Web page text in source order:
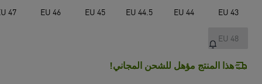
EU 43
EU 44
EU 44.5
EU 45
EU 46
47
EU 48
هذا المنتج مؤهل للشحن المجاني!